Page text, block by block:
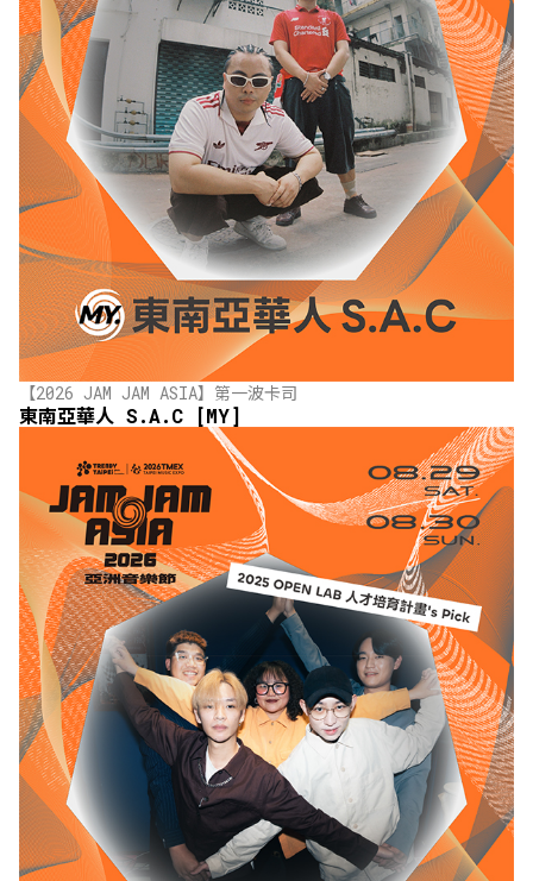
【2026 JAM JAM ASIA】第一波卡司
東南亞華人 S.A.C [MY]